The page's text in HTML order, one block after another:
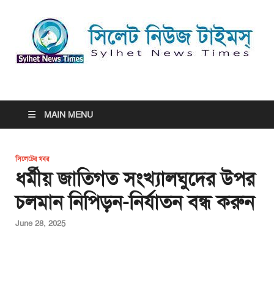
সিলেট নিউজ টাইমস্ | Sylhet
News Times
MAIN MENU
সিলেটের খবর
ধর্মীয় জাতিগত সংখ্যালঘুদের উপর
চলমান নিপিড়ন-নির্যাতন বন্ধ করুন
June 28, 2025